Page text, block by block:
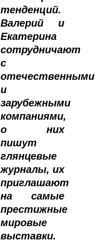
тенденций.
Валерий и
Екатерина
сотрудничают
с
отечественными
и
зарубежными
компаниями,
о них
пишут
глянцевые
журналы, их
приглашают
на самые
престижные
мировые
выставки.